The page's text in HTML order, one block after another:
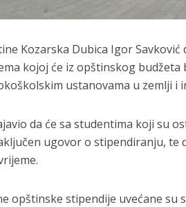
Kozarska Dubica Igor Savković
kojoj će iz opštinskog
ustanovama u zemlji i
da će sa studentima koji su
ugovor o stipendiranju, te
opštinske stipendije uvećane su